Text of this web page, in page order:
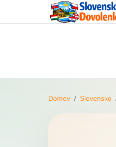
Domov Slovensko